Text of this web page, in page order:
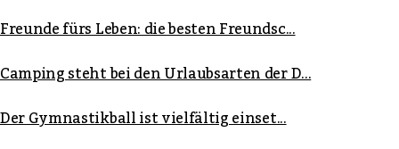
Freunde fürs Leben: die besten Freundsc...
Camping steht bei den Urlaubsarten der D...
Der Gymnastikball ist vielfältig einset...